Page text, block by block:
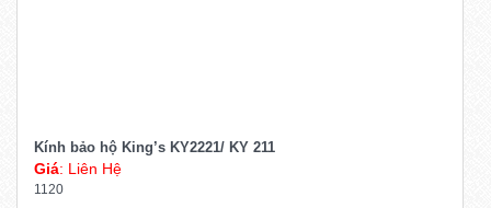
Kính bảo hộ King’s KY2221/ KY 211
Giá: Liên Hệ
1120